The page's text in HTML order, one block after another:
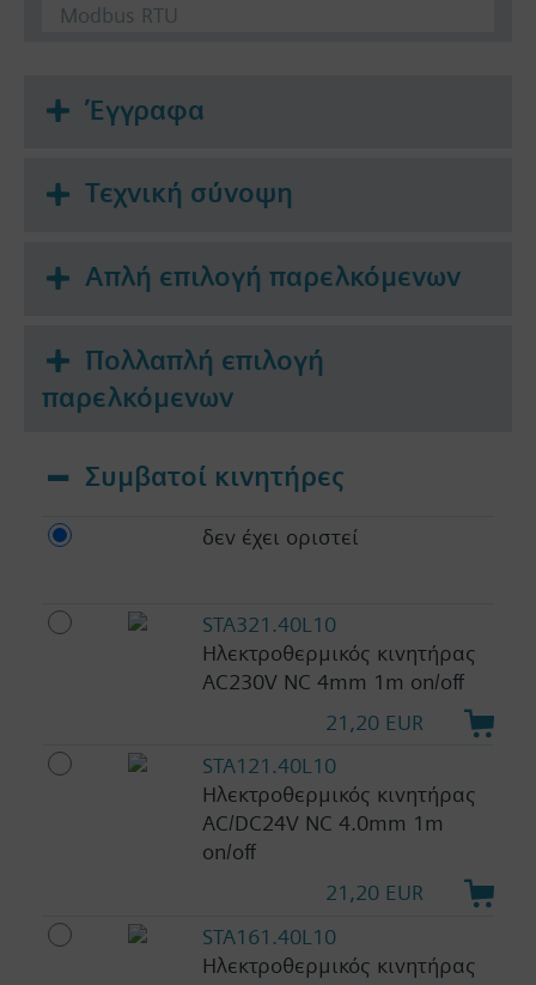
Modbus RTU
Έγγραφα
Τεχνική σύνοψη
Απλή επιλογή παρελκόμενων
Πολλαπλή επιλογή
παρελκόμενων
Συμβατοί κινητήρες
δεν έχει οριστεί
STA321.40L10
Ηλεκτροθερμικός κινητήρας
AC230V NC 4mm 1m on/off
21,20 EUR
STA121.40L10
Ηλεκτροθερμικός κινητήρας
AC/DC24V NC 4.0mm 1m
on/off
21,20 EUR
STA161.40L10
Ηλεκτροθερμικός κινητήρας